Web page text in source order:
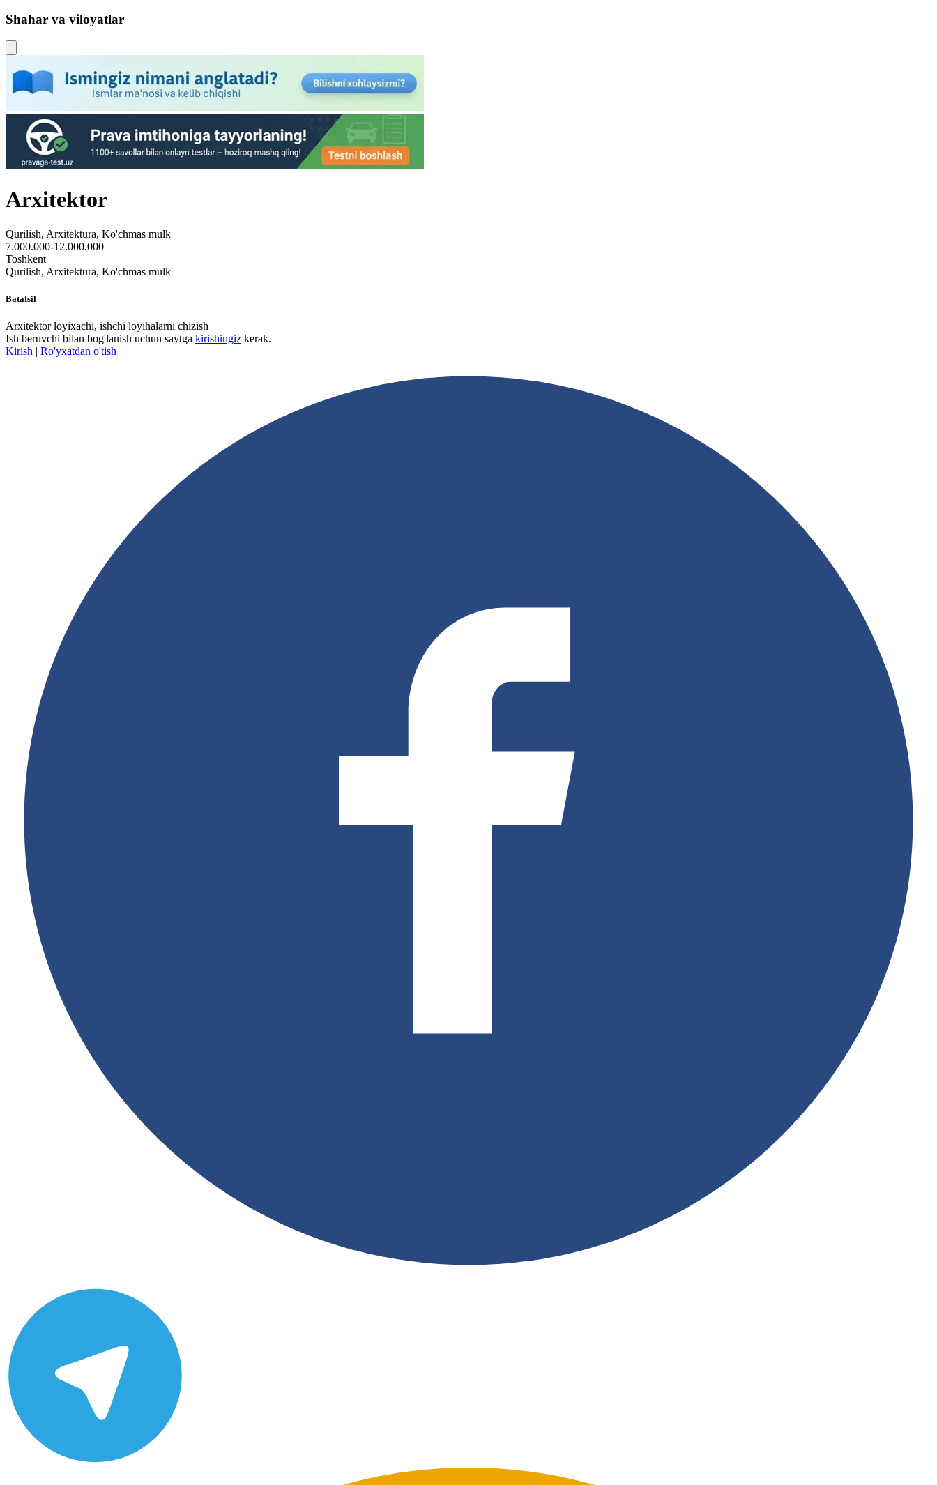
Shahar va viloyatlar
Arxitektor
Qurilish, Arxitektura, Ko'chmas mulk
7.000.000-12.000.000
Toshkent
Qurilish, Arxitektura, Ko'chmas mulk
Batafsil
Arxitektor loyixachi, ishchi loyihalarni chizish
Ish beruvchi bilan bog'lanish uchun saytga kirishingiz kerak.
Kirish | Ro'yxatdan o'tish